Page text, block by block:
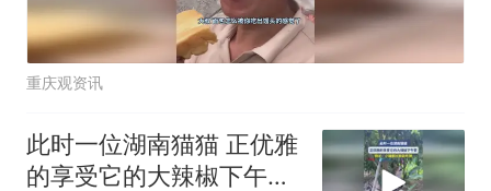
重庆观资讯
此时一位湖南猫猫 正优雅
的享受它的大辣椒下午